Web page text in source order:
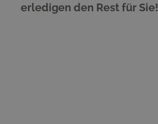
erledigen den Rest für Sie!